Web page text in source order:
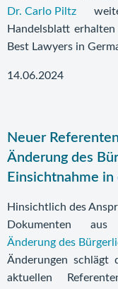
Dr. Carlo Piltz
Handelsblatt
Best Lawyers in
14.06.2024
Neuer
Änderung des
Einsichtnahme
Hinsichtlich des
Dokumenten
Änderung des
Änderungen schlägt
aktuellen